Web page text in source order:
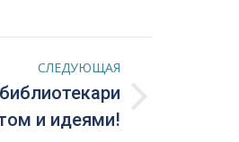
СЛЕДУЮЩАЯ
и идеями!